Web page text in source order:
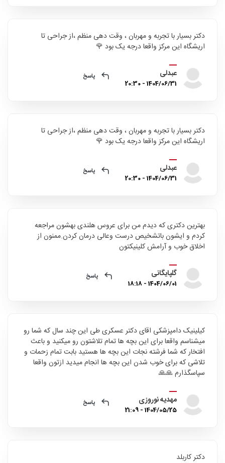
دکتر بسیار با تجربه و مهربان ، وقت دهی منظم ،از جراحی تا
اریشگاه این مرکز واقعا درجه یک بود 🌹
عبدلی
1404/06/31 - 20:30
پاسخ
دکتر بسیار با تجربه و مهربان ، وقت دهی منظم ،از جراحی تا
اریشگاه این مرکز واقعا درجه یک بود 🌹
عبدلی
1404/06/31 - 20:30
پاسخ
بهترین دکتری که دیدم من برای عروس هلندی بهشون مراجعه
کردم و ایشون باتشخیص درست وعالی درمان کردن.ممنون از
اخلاق خوب و آرامش کلینیکتون
گلپایگانی
1404/06/01 - 18:18
پاسخ
کیلینیک دامپزشکی اقای دکتر عسکری طی این چند سال که شما رو
میشناسم واقعا برای این بچه ها تمام تلاشتون رو میکنید و باعث
افتخار که شما فرشته نجات این بچه ها هستید بابت تمام زحمات و
تلاشی که برای خوب شدن این بچه ها انجام میدید ازتون واقعا
سپاسگذارم 🙏🙏
مهدیه نوروزی
1404/05/25 - 21:09
پاسخ
دکتر کاربلد